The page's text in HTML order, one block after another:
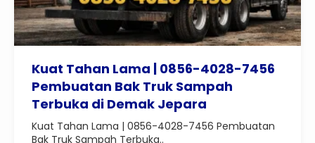
Kuat Tahan Lama | 0856-4028-7456
Pembuatan Bak Truk Sampah
Terbuka di Demak Jepara
Kuat Tahan Lama | 0856-4028-7456 Pembuatan
Bak Truk Sampah Terbuka..